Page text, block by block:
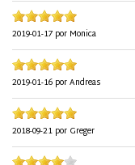
2019-01-17 por Monica
2019-01-16 porAndreas
2018-09-21 por Greger